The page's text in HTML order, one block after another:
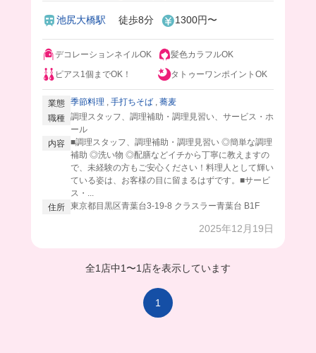
池尻大橋駅 徒歩8分 1300円〜
デコレーションネイルOK
髪色カラフルOK
ピアス1個までOK！
タトゥーワンポイントOK
業態 季節料理 , 手打ちそば , 蕎麦
職種 調理スタッフ、調理補助・調理見習い、サービス・ホ
ール
内容 ■調理スタッフ、調理補助・調理見習い ◎簡単な調理
補助 ◎洗い物 ◎配膳などイチから丁寧に教えますの
で、未経験の方もご安心ください！料理人として輝い
ている姿は、お客様の目に留まるはずです。■サービ
ス・...
住所 東京都目黒区青葉台3-19-8 クラスラー青葉台 B1F
2025年12月19日
全1店中1 〜1店を表示しています
1